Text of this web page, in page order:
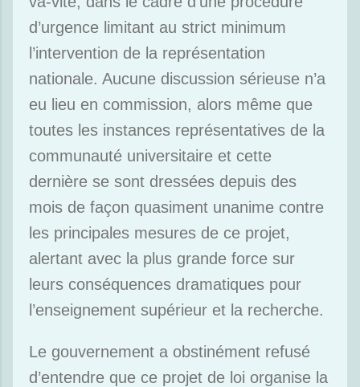
d’urgence limitant au strict minimum
l’intervention de la représentation
nationale. Aucune discussion sérieuse n’a
eu lieu en commission, alors même que
toutes les instances représentatives de la
communauté universitaire et cette
dernière se sont dressées depuis des
mois de façon quasiment unanime contre
les principales mesures de ce projet,
alertant avec la plus grande force sur
leurs conséquences dramatiques pour
l’enseignement supérieur et la recherche.
Le gouvernement a obstinément refusé
d’entendre que ce projet de loi organise la